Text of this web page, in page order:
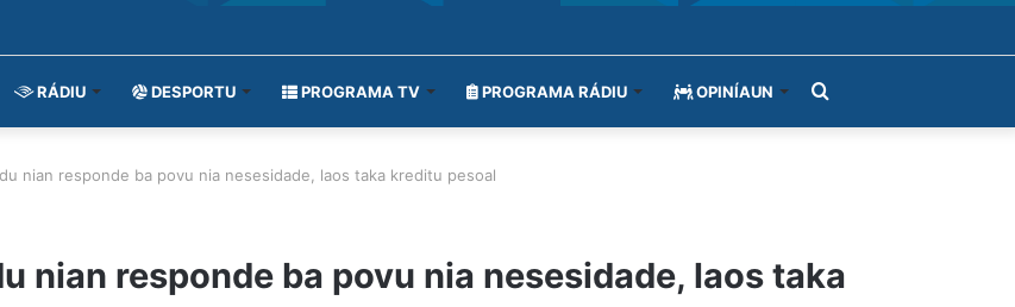
RÁDIU DESPORTU PROGRAMA TV PROGRAMA RÁDIU OPINÍAUN
nian responde ba povu nia nesesidade, laos taka kreditu pesoal
nian responde ba povu nia nesesidade, laos taka